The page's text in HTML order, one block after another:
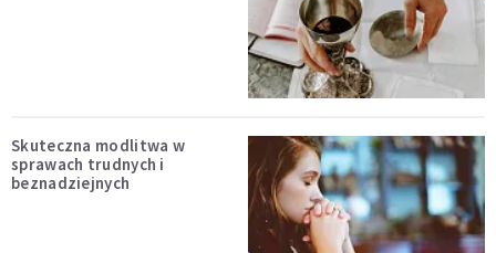
Skuteczna modlitwa w
sprawach trudnych i
beznadziejnych